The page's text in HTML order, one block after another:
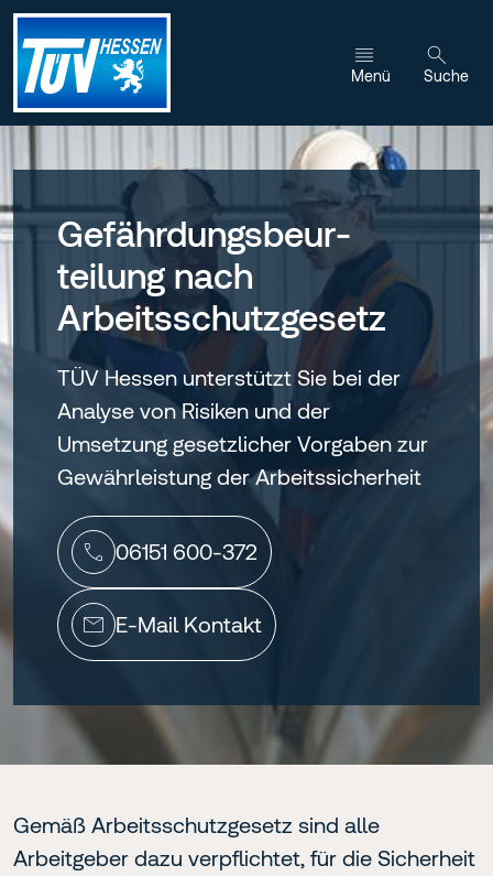
Zum Inhalt wechseln
Menü Suche
Gefährdungsbeur­
teilung nach
Arbeitsschutzgesetz
TÜV Hessen unterstützt Sie bei der
Analyse von Risiken und der
Umsetzung gesetzlicher Vorgaben zur
Gewährleistung der Arbeitssicherheit
06151 600-372
E-Mail Kontakt
Gemäß Arbeitsschutzgesetz sind alle
Arbeitgeber dazu verpflichtet, für die Sicherheit